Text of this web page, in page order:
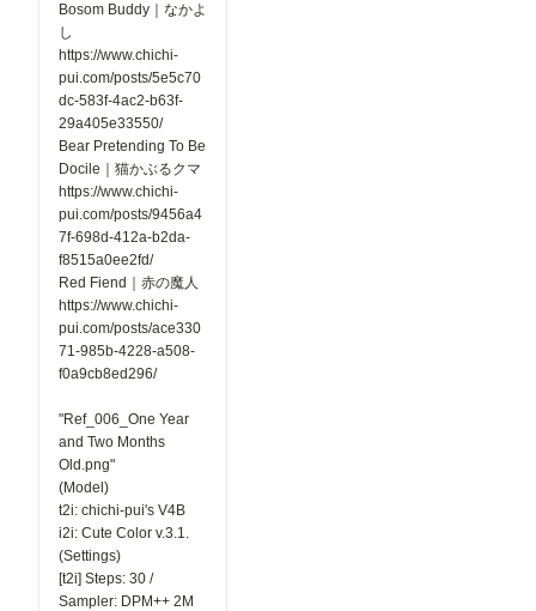
Bosom Buddy｜なかよ
し
https://www.chichi-
pui.com/posts/5e5c70
dc-583f-4ac2-b63f-
29a405e33550/
Bear Pretending To Be
Docile｜猫かぶるクマ
https://www.chichi-
pui.com/posts/9456a4
7f-698d-412a-b2da-
f8515a0ee2fd/
Red Fiend｜赤の魔人
https://www.chichi-
pui.com/posts/ace330
71-985b-4228-a508-
f0a9cb8ed296/
"Ref_006_One Year
and Two Months
Old.png"
(Model)
t2i: chichi-pui's V4B
i2i: Cute Color v.3.1.
(Settings)
[t2i] Steps: 30 /
Sampler: DPM++ 2M